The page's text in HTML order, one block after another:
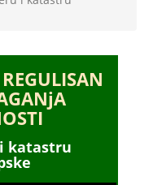
katastru